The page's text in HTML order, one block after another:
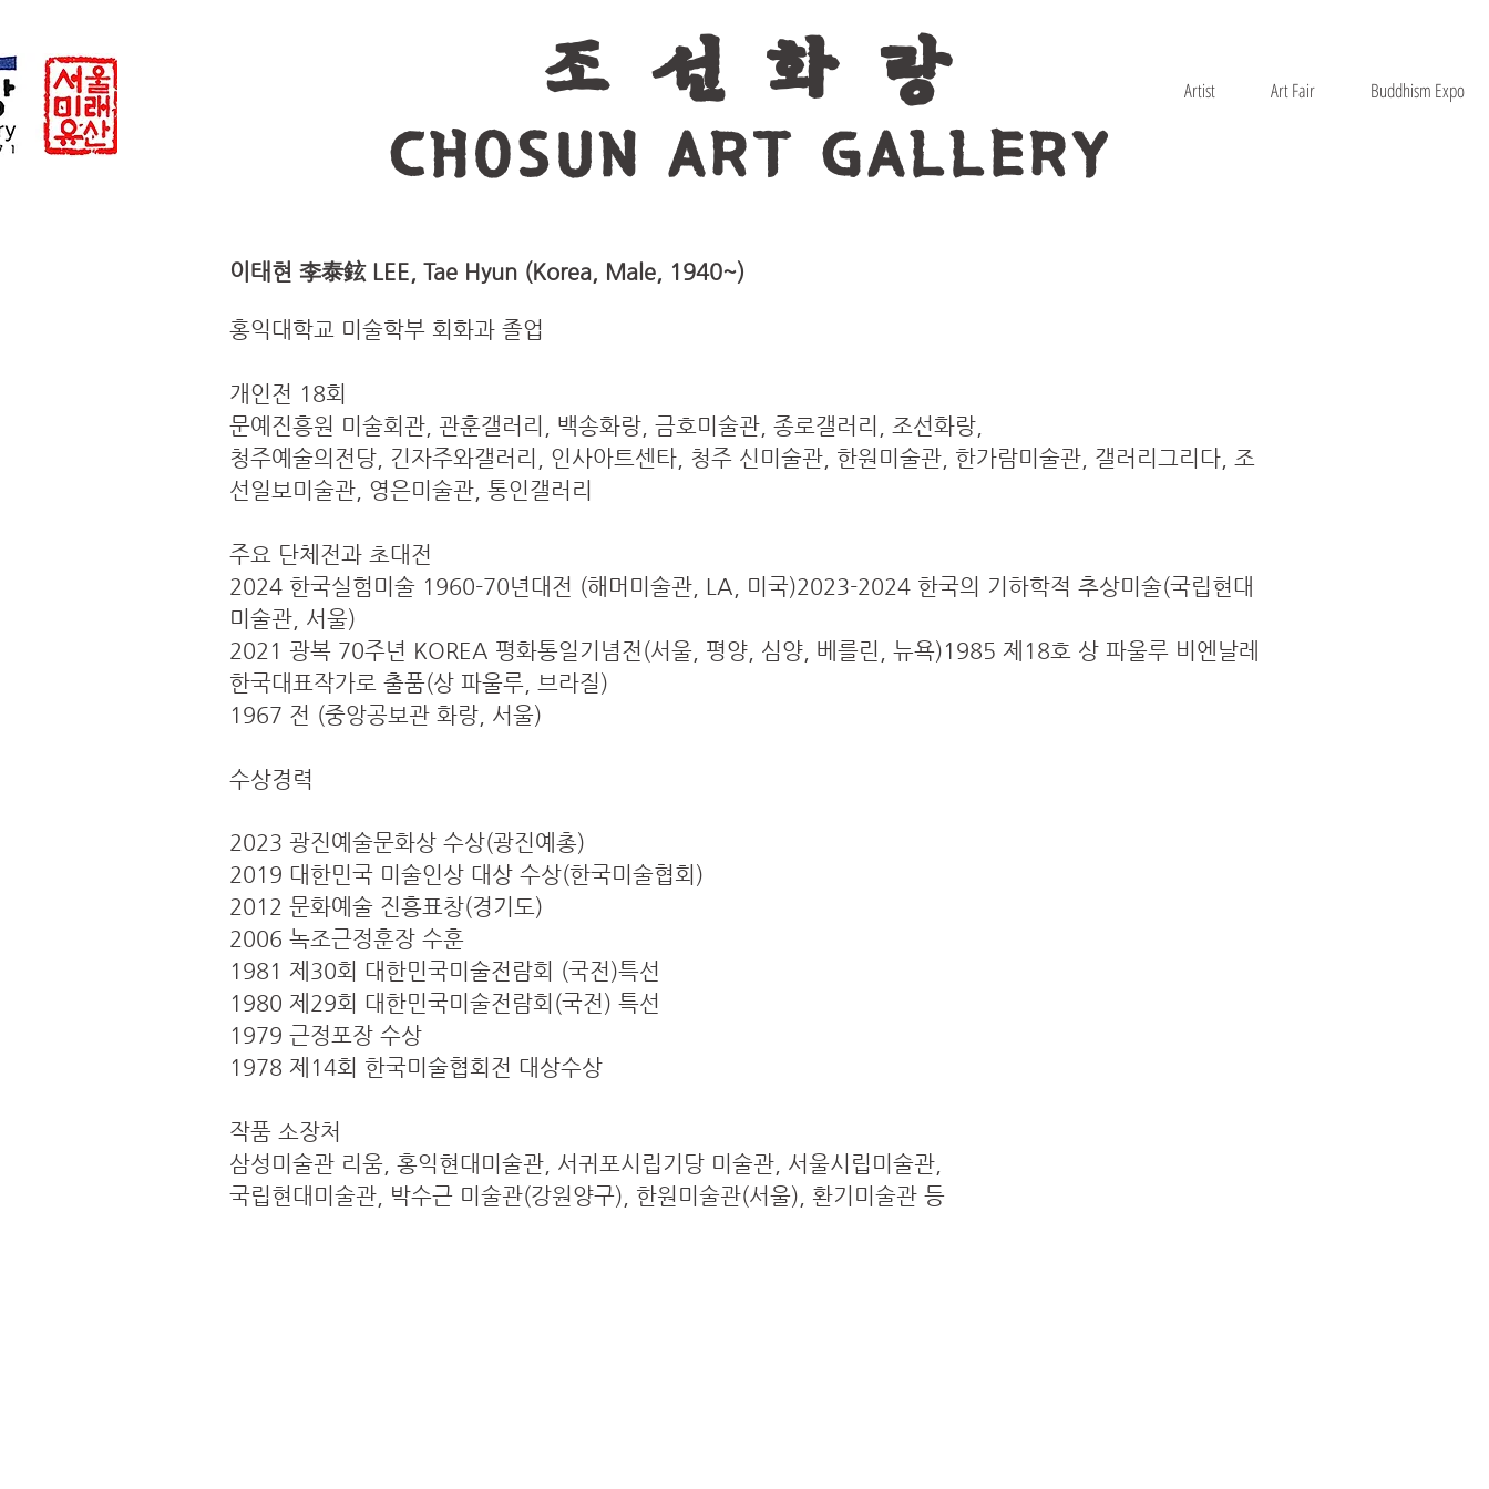
조 선 화 랑
CHOSUN ART GALLERY
Artist Art Fair Buddhism Expo
이태현 李泰鉉 LEE, Tae Hyun (Korea, Male, 1940~)
홍익대학교 미술학부 회화과 졸업
개인전 18회
문예진흥원 미술회관, 관훈갤러리, 백송화랑, 금호미술관, 종로갤러리, 조선화랑,
청주예술의전당, 긴자주와갤러리, 인사아트센타, 청주 신미술관, 한원미술관, 한가람미술관, 갤러리그리다, 조
선일보미술관, 영은미술관, 통인갤러리
주요 단체전과 초대전
2024 한국실험미술 1960-70년대전 (해머미술관, LA, 미국)2023-2024 한국의 기하학적 추상미술(국립현대
미술관, 서울)
2021 광복 70주년 KOREA 평화통일기념전(서울, 평양, 심양, 베를린, 뉴욕)1985 제18호 상 파울루 비엔날레
한국대표작가로 출품(상 파울루, 브라질)
1967 전 (중앙공보관 화랑, 서울)
수상경력
2023 광진예술문화상 수상(광진예총)
2019 대한민국 미술인상 대상 수상(한국미술협회)
2012 문화예술 진흥표창(경기도)
2006 녹조근정훈장 수훈
1981 제30회 대한민국미술전람회 (국전)특선
1980 제29회 대한민국미술전람회(국전) 특선
1979 근정포장 수상
1978 제14회 한국미술협회전 대상수상
작품 소장처
삼성미술관 리움, 홍익현대미술관, 서귀포시립기당 미술관, 서울시립미술관,
국립현대미술관, 박수근 미술관(강원양구), 한원미술관(서울), 환기미술관 등